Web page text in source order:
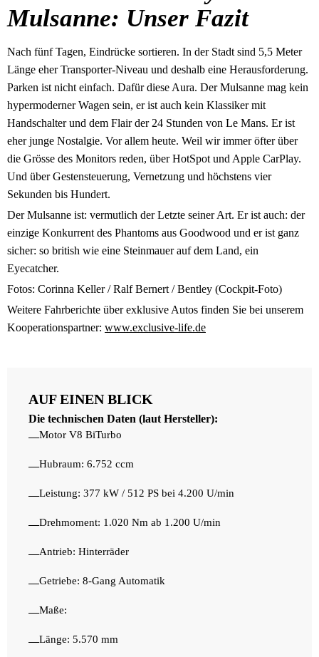
Mulsanne: Unser Fazit
Nach fünf Tagen, Eindrücke sortieren. In der Stadt sind 5,5 Meter
Länge eher Transporter-Niveau und deshalb eine Herausforderung.
Parken ist nicht einfach. Dafür diese Aura. Der Mulsanne mag kein
hypermoderner Wagen sein, er ist auch kein Klassiker mit
Handschalter und dem Flair der 24 Stunden von Le Mans. Er ist
eher junge Nostalgie. Vor allem heute. Weil wir immer öfter über
die Grösse des Monitors reden, über HotSpot und Apple CarPlay.
Und über Gestensteuerung, Vernetzung und höchstens vier
Sekunden bis Hundert.
Der Mulsanne ist: vermutlich der Letzte seiner Art. Er ist auch: der
einzige Konkurrent des Phantoms aus Goodwood und er ist ganz
sicher: so british wie eine Steinmauer auf dem Land, ein
Eyecatcher.
Fotos: Corinna Keller / Ralf Bernert / Bentley (Cockpit-Foto)
Weitere Fahrberichte über exklusive Autos finden Sie bei unserem
Kooperationspartner: www.exclusive-life.de
AUF EINEN BLICK
Die technischen Daten (laut Hersteller):
Motor V8 BiTurbo
Hubraum: 6.752 ccm
Leistung: 377 kW / 512 PS bei 4.200 U/min
Drehmoment: 1.020 Nm ab 1.200 U/min
Antrieb: Hinterräder
Getriebe: 8-Gang Automatik
Maße:
Länge: 5.570 mm